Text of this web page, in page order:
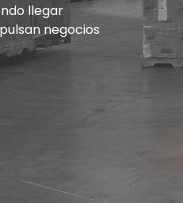
llegar
negocios